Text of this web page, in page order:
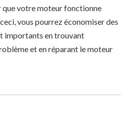
que votre moteur fonctionne
vous pourrez économiser des
importants en trouvant
et en réparant le moteur